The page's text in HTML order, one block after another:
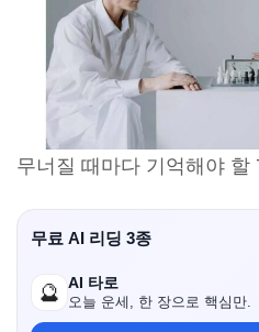
무너질 때마다 기억해야 할
무료 AI 리딩 3종
🔮 AI 타로
오늘 운세, 한 장으로 핵심만.